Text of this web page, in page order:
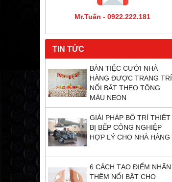
Mr.Tuấn - 0922.222.181
TIN TỨC
BÀN TIỆC CƯỚI NHÀ
HÀNG ĐƯỢC TRANG TRÍ
NỔI BẬT THEO TÔNG
MÀU NEON
GIẢI PHÁP BỐ TRÍ THIẾT
BỊ BẾP CÔNG NGHIỆP
HỢP LÝ CHO NHÀ HÀNG
6 CÁCH TẠO ĐIỂM NHẤN
THÊM NỔI BẬT CHO